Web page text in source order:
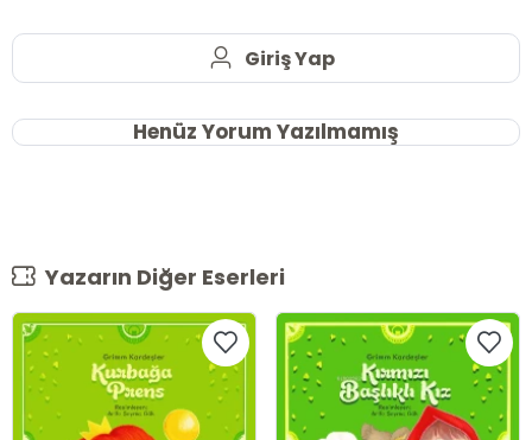
Giriş Yap
Henüz Yorum Yazılmamış
Yazarın Diğer Eserleri